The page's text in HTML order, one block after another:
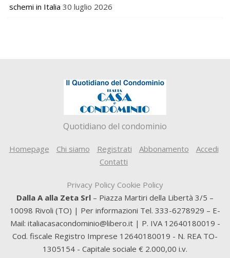
schemi in Italia 30 luglio 2026
Quotidiano del condominio
Homepage Chi siamo Registrati Abbonamento
Accedi
Contatti
Privacy Policy Cookie Policy
Dalla A alla Zeta Srl – Piazza Martiri della Libertà 3/5 –
10098 Rivoli (TO) | Per informazioni Tel. 333-6278929 – E-
Mail: italiacasacondominio@libero.it | P. IVA 12640180019 -
Cod. fiscale Registro Imprese 12640180019 - N. REA TO-
1305154 - Capitale sociale € 2.000,00 i.v.